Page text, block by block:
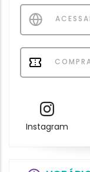
Instagram